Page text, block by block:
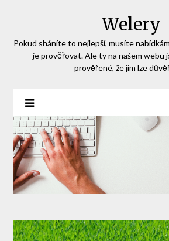
Welery
Pokud sháníte to nejlepší, musíte
je prověřovat. Ale ty na našem webu
prověřené, že jim lze